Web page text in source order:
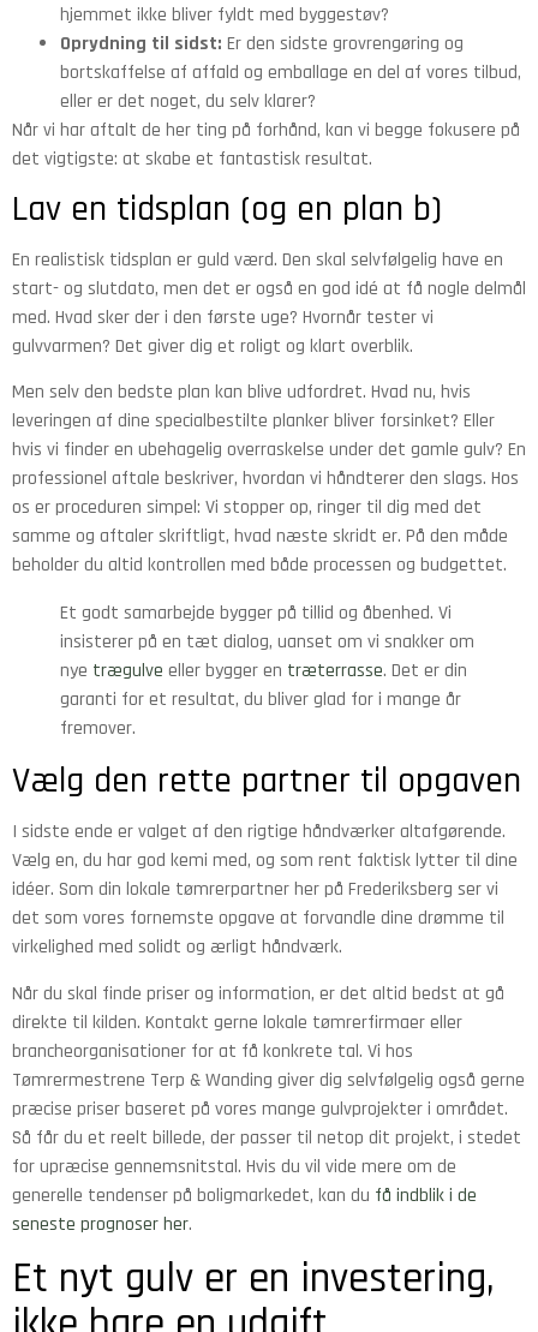
hjemmet ikke bliver fyldt med byggestøv?
Oprydning til sidst: Er den sidste grovrengøring og
bortskaffelse af affald og emballage en del af vores tilbud,
eller er det noget, du selv klarer?
Når vi har aftalt de her ting på forhånd, kan vi begge fokusere på
det vigtigste: at skabe et fantastisk resultat.
Lav en tidsplan (og en plan b)
En realistisk tidsplan er guld værd. Den skal selvfølgelig have en
start- og slutdato, men det er også en god idé at få nogle delmål
med. Hvad sker der i den første uge? Hvornår tester vi
gulvvarmen? Det giver dig et roligt og klart overblik.
Men selv den bedste plan kan blive udfordret. Hvad nu, hvis
leveringen af dine specialbestilte planker bliver forsinket? Eller
hvis vi finder en ubehagelig overraskelse under det gamle gulv? En
professionel aftale beskriver, hvordan vi håndterer den slags. Hos
os er proceduren simpel: Vi stopper op, ringer til dig med det
samme og aftaler skriftligt, hvad næste skridt er. På den måde
beholder du altid kontrollen med både processen og budgettet.
Et godt samarbejde bygger på tillid og åbenhed. Vi
insisterer på en tæt dialog, uanset om vi snakker om
nye trægulve eller bygger en træterrasse. Det er din
garanti for et resultat, du bliver glad for i mange år
fremover.
Vælg den rette partner til opgaven
I sidste ende er valget af den rigtige håndværker altafgørende.
Vælg en, du har god kemi med, og som rent faktisk lytter til dine
idéer. Som din lokale tømrerpartner her på Frederiksberg ser vi
det som vores fornemste opgave at forvandle dine drømme til
virkelighed med solidt og ærligt håndværk.
Når du skal finde priser og information, er det altid bedst at gå
direkte til kilden. Kontakt gerne lokale tømrerfirmaer eller
brancheorganisationer for at få konkrete tal. Vi hos
Tømrermestrene Terp & Wanding giver dig selvfølgelig også gerne
præcise priser baseret på vores mange gulvprojekter i området.
Så får du et reelt billede, der passer til netop dit projekt, i stedet
for upræcise gennemsnitstal. Hvis du vil vide mere om de
generelle tendenser på boligmarkedet, kan du få indblik i de
seneste prognoser her.
Et nyt gulv er en investering,